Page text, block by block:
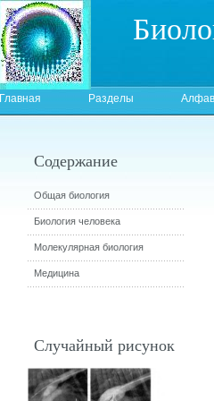
Главная Разделы
Содержание
Общая биология
Биология человека
Молекулярная биология
Медицина
Случайный рисунок